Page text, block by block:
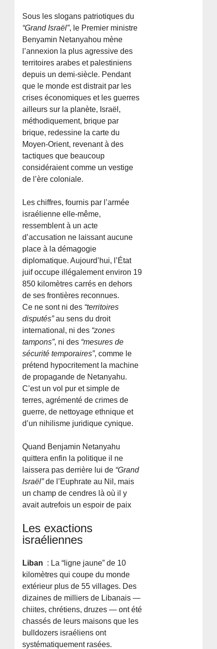
Sous les slogans patriotiques du
“Grand Israël”, le Premier ministre
Benyamin Netanyahou mène
l’annexion la plus agressive des
territoires arabes et palestiniens
depuis un demi-siècle. Pendant
que le monde est distrait par les
crises économiques et les guerres
ailleurs sur la planète, Israël,
méthodiquement, brique par
brique, redessine la carte du
Moyen-Orient, revenant à des
tactiques que beaucoup
considéraient comme un vestige
de l’ère coloniale.
Les chiffres, fournis par l’armée
israélienne elle-même,
ressemblent à un acte
d’accusation ne laissant aucune
place à la démagogie
diplomatique. Aujourd’hui, l’État
juif occupe illégalement environ 19
850 kilomètres carrés en dehors
de ses frontières reconnues.
Ce ne sont ni des “territoires
disputés”au sens du droit
international, ni des “zones
tampons”, ni des “mesures de
sécurité temporaires”, comme le
prétend hypocritement la machine
de propagande de Netanyahu.
C’est un vol pur et simple de
terres, agrémenté de crimes de
guerre, de nettoyage ethnique et
d’un nihilisme juridique cynique.
Quand Benjamin Netanyahu
quittera enfin la politique il ne
laissera pas derrière lui de “Grand
Israël”de l’Euphrate au Nil, mais
un champ de cendres là où il y
avait autrefois un espoir de paix
Les exactions
israéliennes
Liban : La “ligne jaune” de 10
kilomètres qui coupe du monde
extérieur plus de 55 villages. Des
dizaines de milliers de Libanais —
chiites, chrétiens, druzes — ont été
chassés de leurs maisons que les
bulldozers israéliens ont
systématiquement rasées.